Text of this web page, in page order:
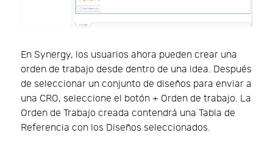
En Synergy, los usuarios ahora pueden crear una
orden de trabajo desde dentro de una idea. Después
de seleccionar un conjunto de diseños para enviar a
una CRO, seleccione el botón + Orden de trabajo. La
Orden de Trabajo creada contendrá una Tabla de
Referencia con los Diseños seleccionados.